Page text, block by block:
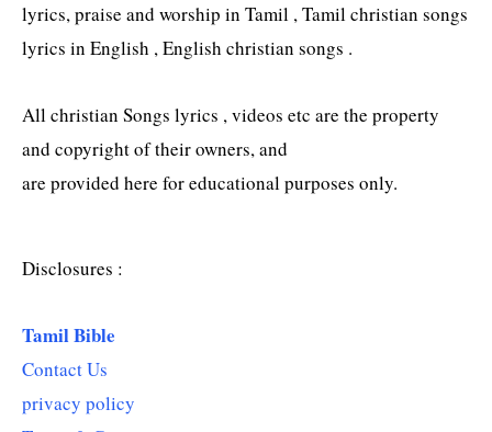
lyrics, praise and worship in Tamil , Tamil christian songs
lyrics in English , English christian songs .
All christian Songs lyrics , videos etc are the property
and copyright of their owners, and
are provided here for educational purposes only.
Disclosures :
Tamil Bible
Contact Us
privacy policy